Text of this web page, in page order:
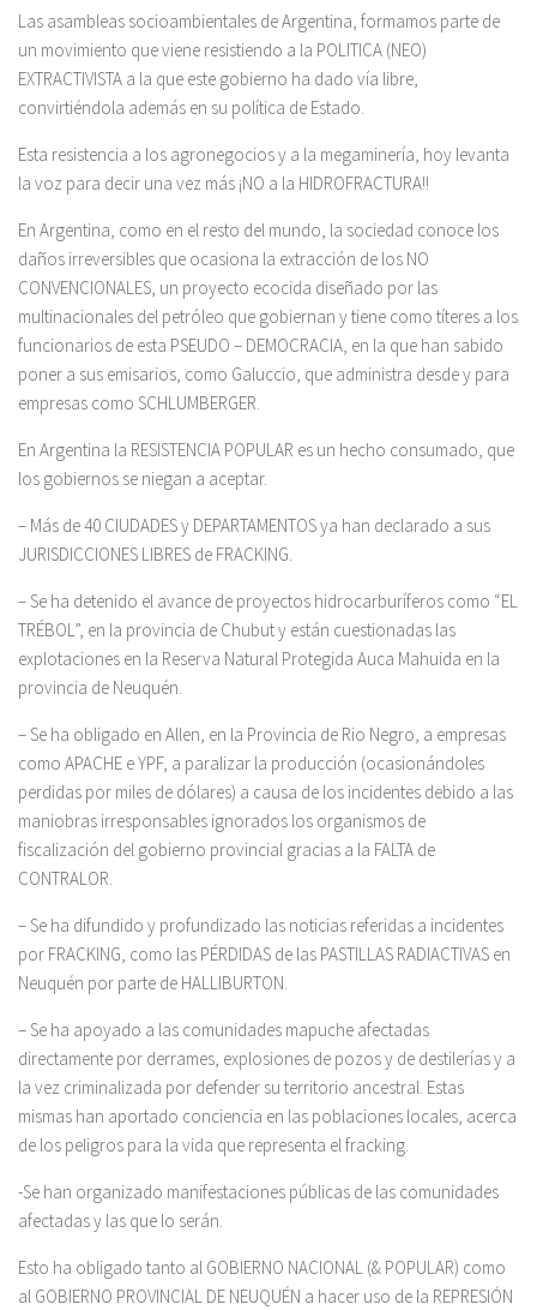
Las asambleas socioambientales de Argentina, formamos parte de
un movimiento que viene resistiendo a la POLITICA (NEO)
EXTRACTIVISTA a la que este gobierno ha dado vía libre,
convirtiéndola además en su política de Estado.
Esta resistencia a los agronegocios y a la megaminería, hoy levanta
la voz para decir una vez más ¡NO a la HIDROFRACTURA!!
En Argentina, como en el resto del mundo, la sociedad conoce los
daños irreversibles que ocasiona la extracción de los NO
CONVENCIONALES, un proyecto ecocida diseñado por las
multinacionales del petróleo que gobiernan y tiene como títeres a los
funcionarios de esta PSEUDO – DEMOCRACIA, en la que han sabido
poner a sus emisarios, como Galuccio, que administra desde y para
empresas como SCHLUMBERGER.
En Argentina la RESISTENCIA POPULAR es un hecho consumado, que
los gobiernos se niegan a aceptar.
– Más de 40 CIUDADES y DEPARTAMENTOS ya han declarado a sus
JURISDICCIONES LIBRES de FRACKING.
– Se ha detenido el avance de proyectos hidrocarburíferos como “EL
TRÉBOL”, en la provincia de Chubut y están cuestionadas las
explotaciones en la Reserva Natural Protegida Auca Mahuida en la
provincia de Neuquén.
– Se ha obligado en Allen, en la Provincia de Rio Negro, a empresas
como APACHE e YPF, a paralizar la producción (ocasionándoles
perdidas por miles de dólares) a causa de los incidentes debido a las
maniobras irresponsables ignorados los organismos de
fiscalización del gobierno provincial gracias a la FALTA de
CONTRALOR.
– Se ha difundido y profundizado las noticias referidas a incidentes
por FRACKING, como las PÉRDIDAS de las PASTILLAS RADIACTIVAS en
Neuquén por parte de HALLIBURTON.
– Se ha apoyado a las comunidades mapuche afectadas
directamente por derrames, explosiones de pozos y de destilerías y a
la vez criminalizada por defender su territorio ancestral. Estas
mismas han aportado conciencia en las poblaciones locales, acerca
de los peligros para la vida que representa el fracking.
-Se han organizado manifestaciones públicas de las comunidades
afectadas y las que lo serán.
Esto ha obligado tanto al GOBIERNO NACIONAL (& POPULAR) como
al GOBIERNO PROVINCIAL DE NEUQUÉN a hacer uso de la REPRESIÓN